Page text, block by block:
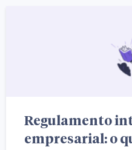
Regulamento
empresarial: o